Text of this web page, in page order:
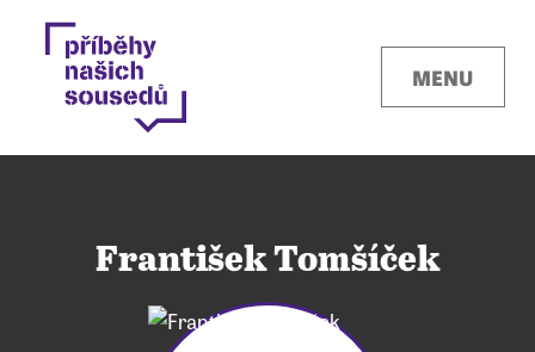
MENU
František Tomšíček